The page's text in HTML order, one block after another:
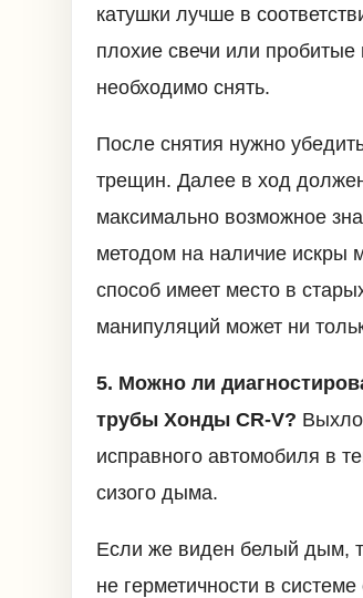
катушки лучше в
плохие свечи или
необходимо снять.
После снятия нужно
трещин. Далее в ход
максимально возможное
методом на наличие искры
способ имеет место в
манипуляций может ни
5. Можно ли
трубы Хонды CR-V?
исправного автомобиля в
сизого дыма.
Если же виден белый дым,
не герметичности в